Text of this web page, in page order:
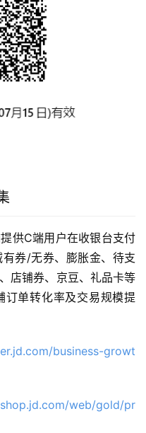
供C端用户在收银台支付
券/无券、膨胀金、待支
店铺券、京豆、礼品卡等
单转化率及交易规模提
business-growt
web/gold/pr